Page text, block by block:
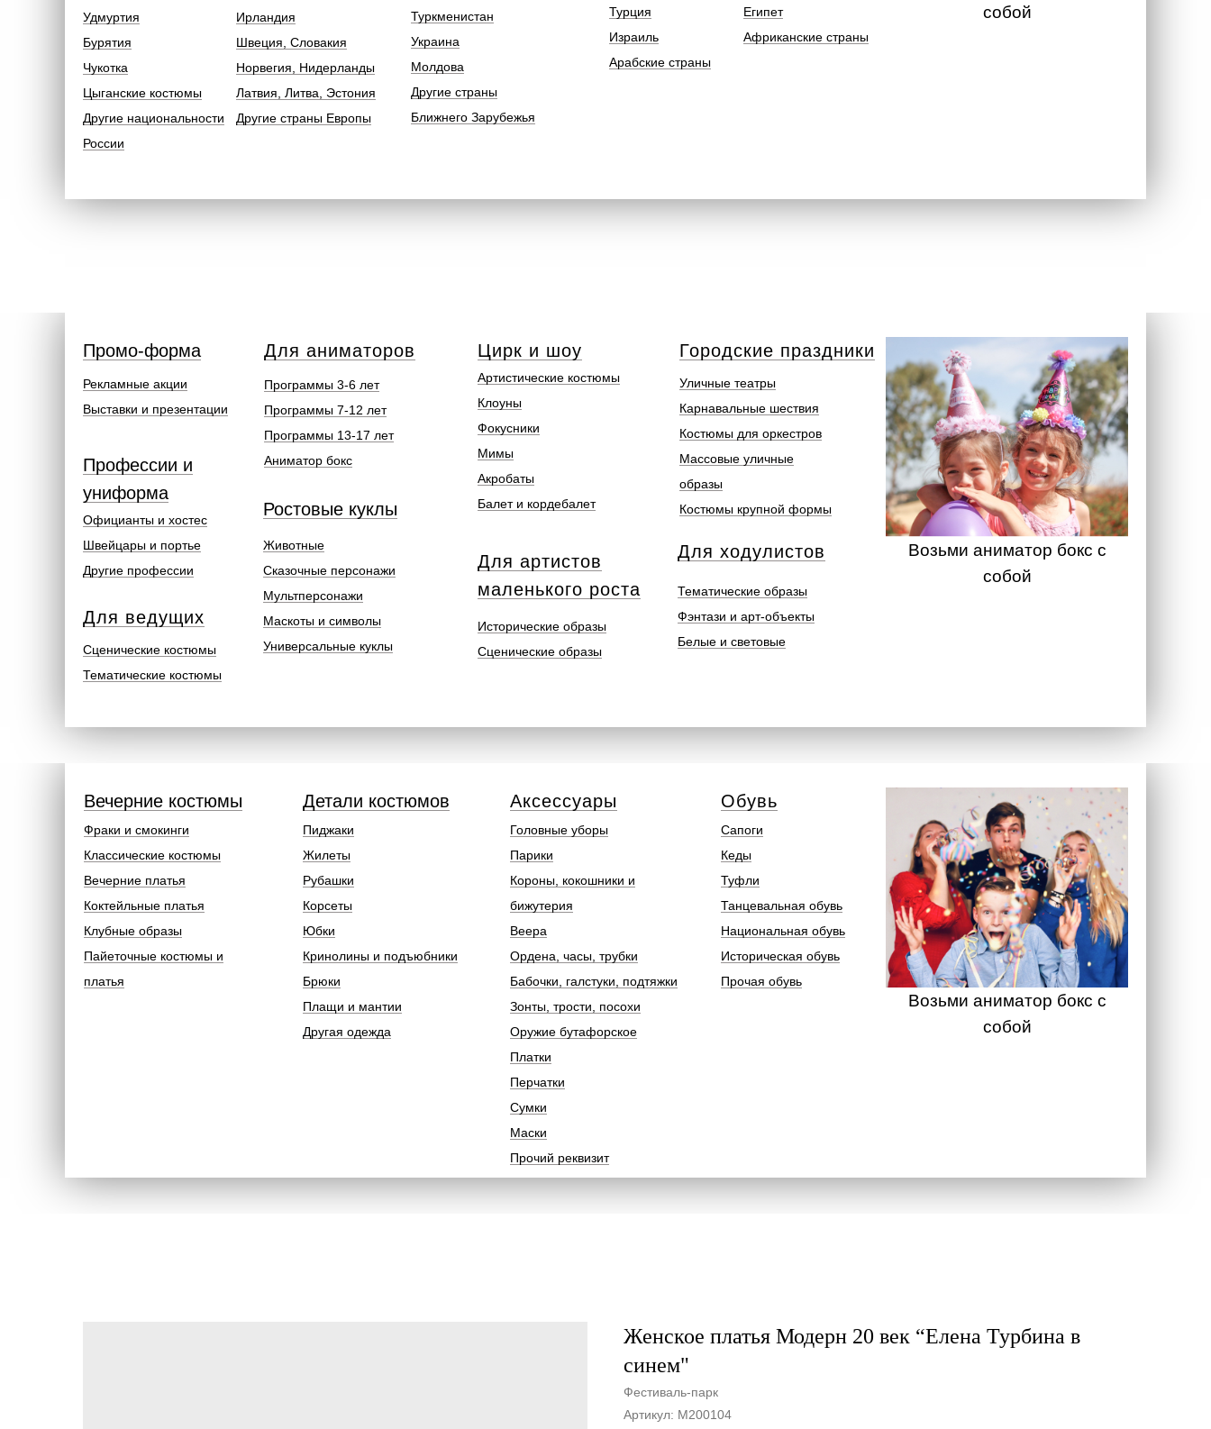
Туркменистан
Украина
Молдова
Другие страны
Ближнего Зарубежья
Египет
Африканские страны
Ирландия
Швеция, Словакия
Норвегия, Нидерланды
Латвия, Литва, Эстония
Другие страны Европы
Удмуртия
Бурятия
Чукотка
Цыганские костюмы
Другие национальности
России
Турция
Израиль
Арабские страны
собой
Рекламные акции
Выставки и презентации
Официанты и хостес
Швейцары и портье
Другие профессии
Промо-форма
Профессии и
униформа
Программы 3-6 лет
Программы 7-12 лет
Программы 13-17 лет
Аниматор бокс
Уличные театры
Карнавальные шествия
Костюмы для оркестров
Массовые уличные
образы
Костюмы крупной формы
Ростовые куклы
Животные
Сказочные персонажи
Мультперсонажи
Маскоты и символы
Универсальные куклы
Городские праздники
Тематические образы
Фэнтази и арт-объекты
Белые и световые
Для ходулистов
Исторические образы
Сценические образы
Для артистов
маленького роста
Для аниматоров
Сценические костюмы
Тематические костюмы
Для ведущих
Артистические костюмы
Клоуны
Фокусники
Мимы
Акробаты
Балет и кордебалет
Цирк и шоу
Возьми аниматор бокс с
собой
Фраки и смокинги
Классические костюмы
Вечерние платья
Коктейльные платья
Клубные образы
Пайеточные костюмы и
платья
Пиджаки
Жилеты
Рубашки
Корсеты
Юбки
Кринолины и подъюбники
Брюки
Плащи и мантии
Другая одежда
Вечерние костюмы Детали костюмов Аксессуары
Головные уборы
Парики
Короны, кокошники и
бижутерия
Веера
Ордена, часы, трубки
Бабочки, галстуки, подтяжки
Зонты, трости, посохи
Оружие бутафорское
Платки
Перчатки
Сумки
Маски
Прочий реквизит
Обувь
Сапоги
Кеды
Туфли
Танцевальная обувь
Национальная обувь
Историческая обувь
Прочая обувь
Возьми аниматор бокс с
собой
Женское платья Модерн 20 век “Елена Турбина в
синем"
Фестиваль-парк
Артикул: M200104